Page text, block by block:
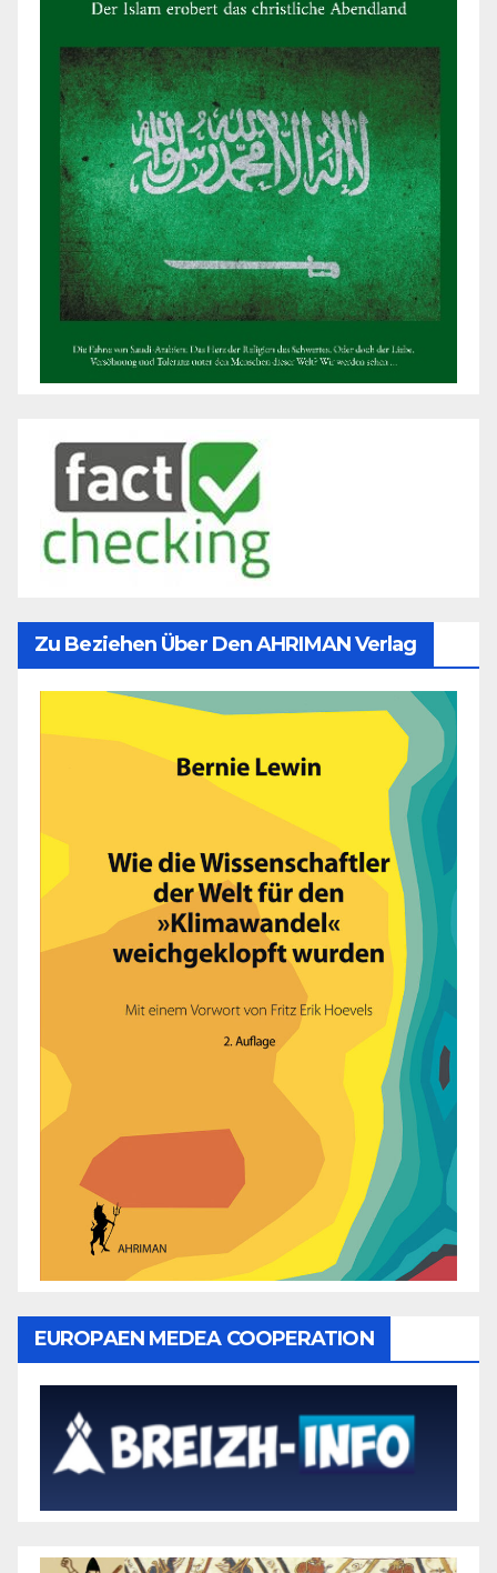
Zu Beziehen Über Den AHRIMAN Verlag
EUROPAEN MEDEA COOPERATION